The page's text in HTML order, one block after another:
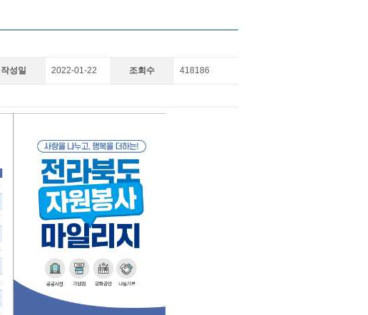
작성일 2022-01-22 조회수 418186